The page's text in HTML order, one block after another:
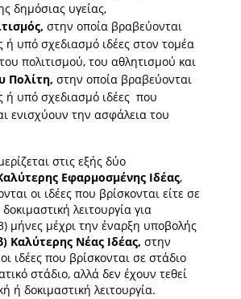
δημόσιας υγείας,
στην οποία βραβεύονται
ή υπό σχεδιασμό ιδέες στον τομέα
πολιτισμού, του αθλητισμού και
Πολίτη, στην οποία βραβεύονται
ή υπό σχεδιασμό ιδέες που
ενισχύουν την ασφάλεια του
στις εξής δύο
Εφαρμοσμένης Ιδέας,
οι ιδέες που βρίσκονται είτε σε
λειτουργία για
μήνες μέχρι την έναρξη υποβολής
Καλύτερης Νέας Ιδέας, στην
ιδέες που βρίσκονται σε στάδιο
στάδιο, αλλά δεν έχουν τεθεί
ή δοκιμαστική λειτουργία.